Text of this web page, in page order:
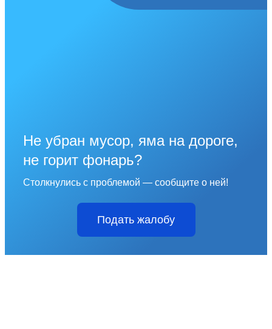
Не убран мусор, яма на дороге,
не горит фонарь?
Столкнулись с проблемой — сообщите о ней!
Подать жалобу